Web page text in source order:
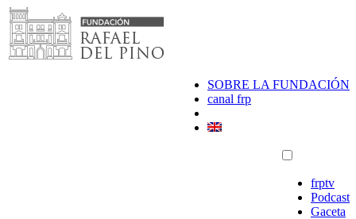
Saltar
al
contenido
SOBRE LA FUNDACIÓN
canal frp
frptv
Podcast
Gaceta